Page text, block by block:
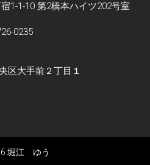
1-1-10 第2橋本ハイツ202号室
0235
区大手前２丁目１
堀江 ゆう